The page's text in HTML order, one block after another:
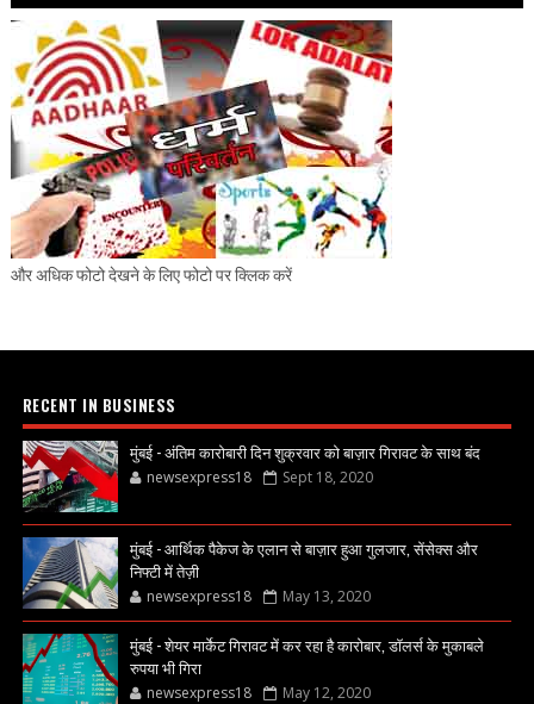
और अधिक फोटो देखने के लिए फोटो पर क्लिक करें
RECENT IN BUSINESS
मुंबई - अंतिम कारोबारी दिन शुक्रवार को बाज़ार गिरावट के साथ बंद
newsexpress18 Sept 18, 2020
मुंबई - आर्थिक पैकेज के एलान से बाज़ार हुआ गुलजार, सेंसेक्स और
निफ्टी में तेज़ी
newsexpress18 May 13, 2020
मुंबई - शेयर मार्केट गिरावट में कर रहा है कारोबार, डॉलर्स के मुकाबले
रुपया भी गिरा
newsexpress18 May 12, 2020